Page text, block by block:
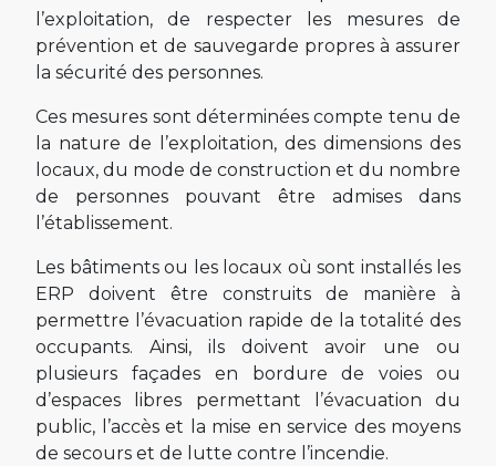
l’exploitation, de respecter les mesures de
prévention et de sauvegarde propres à assurer
la sécurité des personnes.
Ces mesures sont déterminées compte tenu de
la nature de l’exploitation, des dimensions des
locaux, du mode de construction et du nombre
de personnes pouvant être admises dans
l’établissement.
Les bâtiments ou les locaux où sont installés les
ERP doivent être construits de manière à
permettre l’évacuation rapide de la totalité des
occupants. Ainsi, ils doivent avoir une ou
plusieurs façades en bordure de voies ou
d’espaces libres permettant l’évacuation du
public, l’accès et la mise en service des moyens
de secours et de lutte contre l’incendie.